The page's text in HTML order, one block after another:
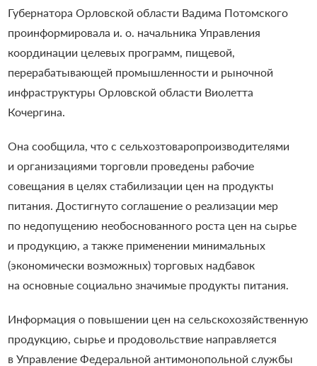
Губернатора Орловской области Вадима Потомского
проинформировала и. о. начальника Управления
координации целевых программ, пищевой,
перерабатывающей промышленности и рыночной
инфраструктуры Орловской области Виолетта
Кочергина.
Она сообщила, что с сельхозтоваропроизводителями
и организациями торговли проведены рабочие
совещания в целях стабилизации цен на продукты
питания. Достигнуто соглашение о реализации мер
по недопущению необоснованного роста цен на сырье
и продукцию, а также применении минимальных
(экономически возможных) торговых надбавок
на основные социально значимые продукты питания.
Информация о повышении цен на сельскохозяйственную
продукцию, сырье и продовольствие направляется
в Управление Федеральной антимонопольной службы